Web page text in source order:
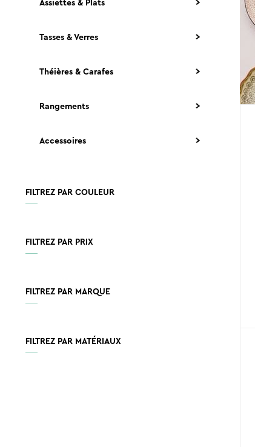
Assiettes & Plats
Tasses & Verres
Théières & Carafes
Rangements
Accessoires
FILTREZ PAR COULEUR
FILTREZ PAR PRIX
FILTREZ PAR MARQUE
FILTREZ PAR MATÉRIAUX